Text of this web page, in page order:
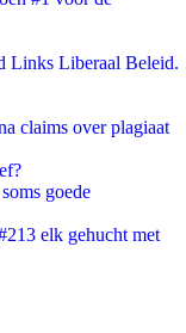
Links Liberaal Beleid.
claims over plagiaat
goede
elk gehucht met